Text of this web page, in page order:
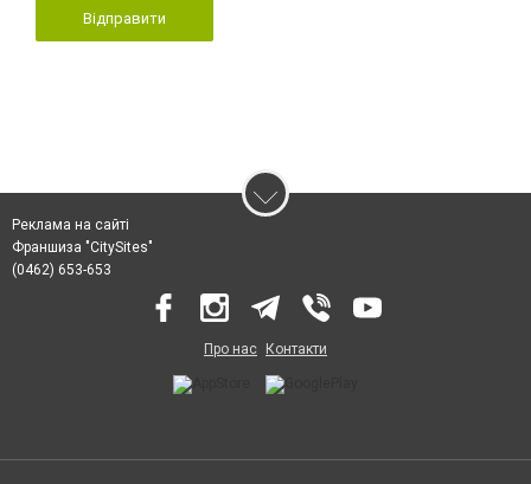
Відправити
Реклама на сайті
Франшиза "CitySites"
(0462) 653-653
Про нас Контакти